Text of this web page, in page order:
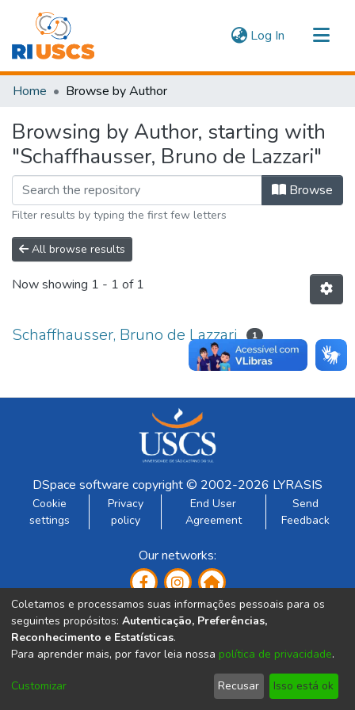
Log In (current)
Communities & Collections
Home Browse by Author
Browsing by Author, starting with
"Schaffhausser, Bruno de Lazzari"
Browse
Filter results by typing the first few letters
All browse results
Now showing 1 - 1 of 1
Schaffhausser, Bruno de Lazzari 1
DSpace software copyright © 2002-2026 LYRASIS
Cookie
settings
Privacy
policy
End User
Agreement
Send
Feedback
Our networks:
Developed by:
Coletamos e processamos suas informações pessoais para os
seguintes propósitos: Autenticação, Preferências,
Reconhecimento e Estatísticas.
Para aprender mais, por favor leia nossa política de privacidade.
Customizar Recusar Isso está ok